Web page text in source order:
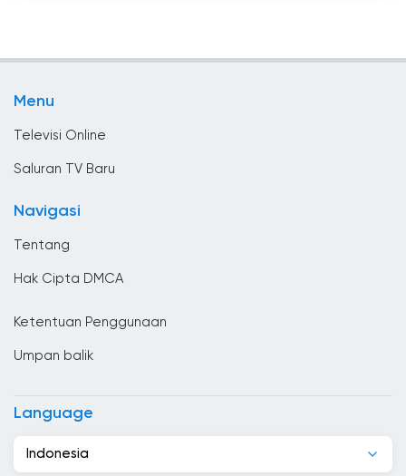
Ceko
Menu
Televisi Online
Saluran TV Baru
Navigasi
Tentang
Hak Cipta DMCA
Ketentuan Penggunaan
Umpan balik
Language
Indonesia